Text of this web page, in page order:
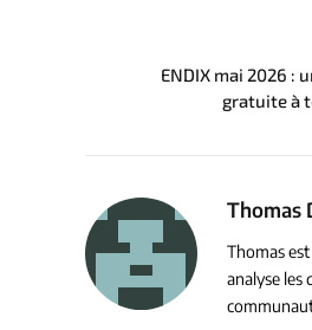
ENDIX mai 2026 :
gratuite à
Thomas
Thomas
analyse les